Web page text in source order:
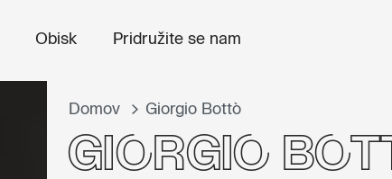
Obisk Pridružite se nam
Domov Giorgio Bottò
Giorgio